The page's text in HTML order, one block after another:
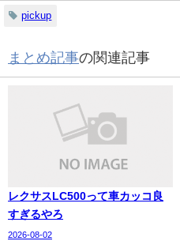
pickup
まとめ記事の関連記事
レクサスLC500って車カッコ良
すぎるやろ
2026-08-02